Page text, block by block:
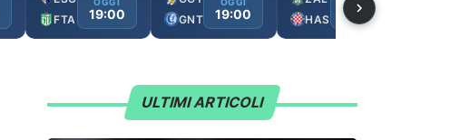
FTA
19:00
GNT
19:00
HAS
19:00
ULTIMI ARTICOLI